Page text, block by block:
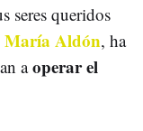
seres queridos
María Aldón, ha
aoperar el